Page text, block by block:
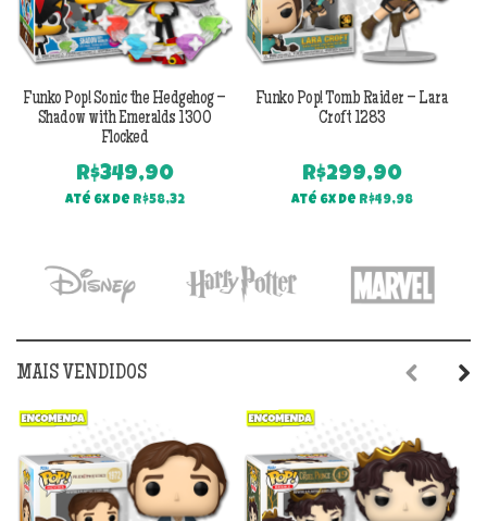
Funko Pop! Sonic the Hedgehog –
Shadow with Emeralds 1300
Flocked
R$349,90
Até 6x de R$58,32
Funko Pop! Tomb Raider – Lara
Croft 1283
R$299,90
Até 6x de R$49,98
MAIS VENDIDOS